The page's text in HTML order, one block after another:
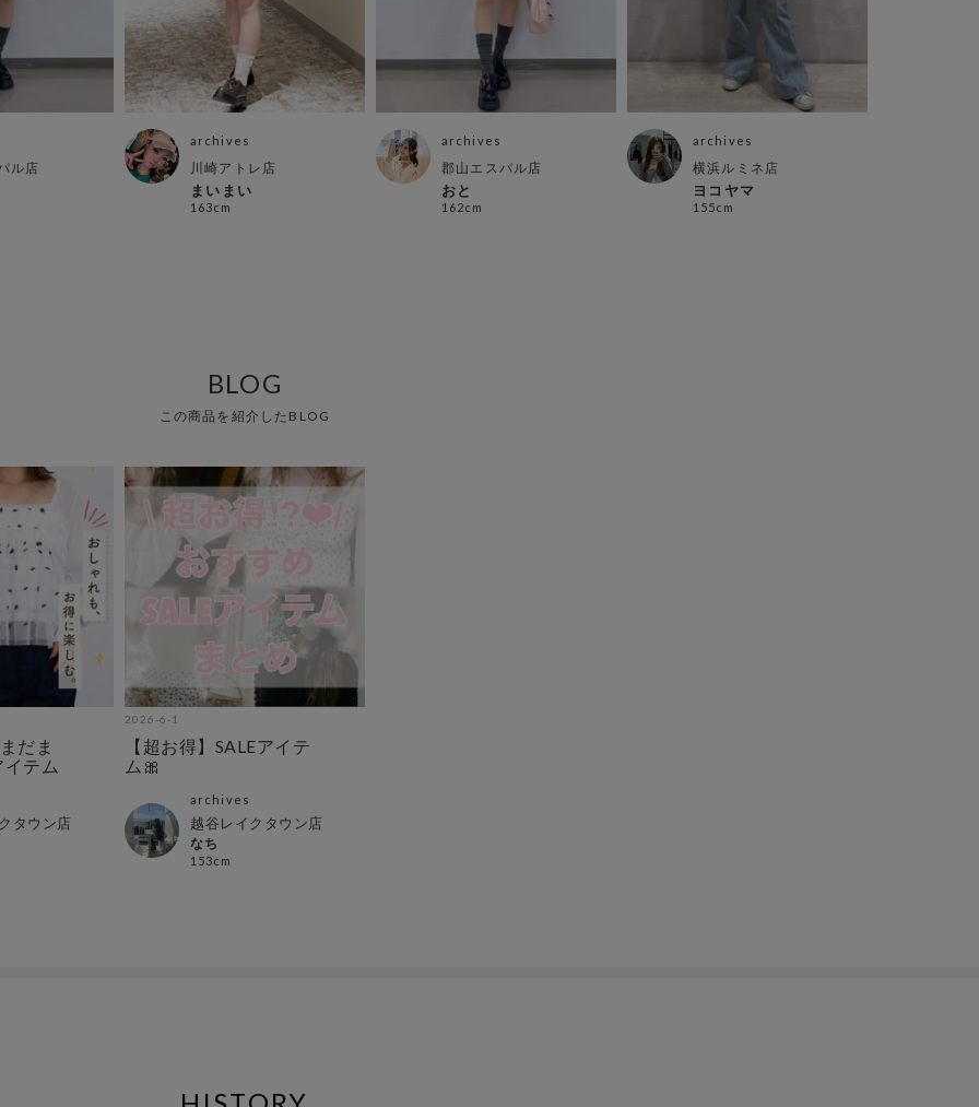
ル店
archives
川崎アトレ店
まいまい
163cm
archives
郡山エスパル店
おと
162cm
archives
横浜ルミネ店
ヨコヤマ
155cm
BLOG
この商品を紹介したBLOG
だま
イテム
タウン店
2026-6-1
【超お得】SALEアイテ
ム🎀
archives
越谷レイクタウン店
なち
153cm